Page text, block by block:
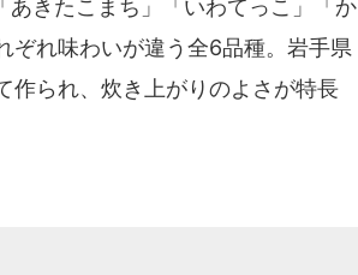
きたこまち」「いわてっこ」「か
ぞれ味わいが違う全6品種。岩手県
作られ、炊き上がりのよさが特長